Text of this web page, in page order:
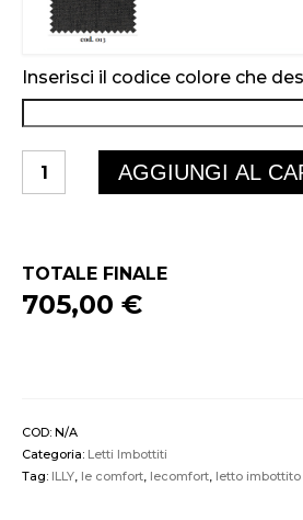
Inserisci il codice colore che
quantità
AGGIUNGI AL
TOTALE FINALE
705,00 €
COD: N/A
Categoria: Letti Imbottiti
Tag: ILLY, le comfort, lecomfort, letto imbottito